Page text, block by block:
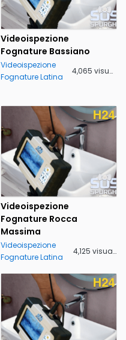
Videoispezione
Fognature Bassiano
Videoispezione
Fognature Latina
4,065 visualizzazioni
Videoispezione
Fognature Rocca
Massima
Videoispezione
Fognature Latina
4,125 visualizzazioni